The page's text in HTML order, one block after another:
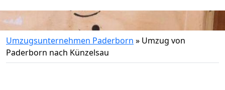
Umzugsunternehmen Paderborn » Umzug von
Paderborn nach Künzelsau